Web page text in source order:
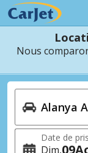
Nous
Date de
Dim 09